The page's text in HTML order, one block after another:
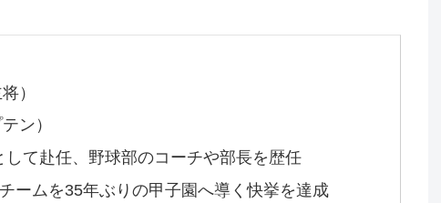
）
ン）
して赴任、野球部のコーチや部長を歴任
ームを35年ぶりの甲子園へ導く快挙を達成